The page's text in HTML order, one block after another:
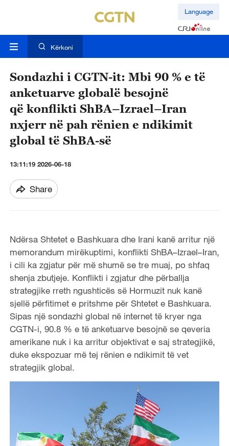
Language
Kërkoni
Sondazhi i CGTN-it: Mbi 90 % e të
anketuarve globalë besojnë
që konflikti ShBA–Izrael–Iran
nxjerr në pah rënien e ndikimit
global të ShBA-së
13:11:19 2026-06-18
Share
Ndërsa Shtetet e Bashkuara dhe Irani kanë arritur një
memorandum mirëkuptimi, konflikti ShBA–Izrael–Iran,
i cili ka zgjatur për më shumë se tre muaj, po shfaq
shenja zbutjeje. Konflikti i zgjatur dhe përballja
strategjike rreth ngushticës së Hormuzit nuk kanë
sjellë përfitimet e pritshme për Shtetet e Bashkuara.
Sipas një sondazhi global në internet të kryer nga
CGTN-i, 90.8 % e të anketuarve besojnë se qeveria
amerikane nuk i ka arritur objektivat e saj strategjikë,
duke ekspozuar më tej rënien e ndikimit të vet
strategjik global.